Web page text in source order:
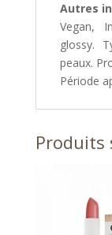
Autres
Vegan,
glossy.
peaux.
Période
Produits